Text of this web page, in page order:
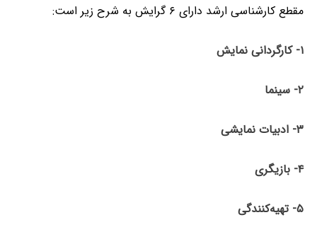
مقطع کارشناسی ارشد دارای ۶ گرایش به شرح زیر است:
۱- کارگردانی نمایش
۲- سینما
۳- ادبیات نمایشی
۴- بازیگری
۵- تهیه‌کنندگی